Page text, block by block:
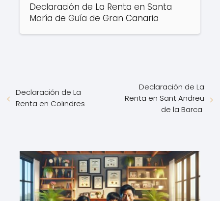
Declaración de La Renta en Santa
María de Guía de Gran Canaria
Declaración de La
Renta en Colindres
Declaración de La
Renta en Sant Andreu
de la Barca